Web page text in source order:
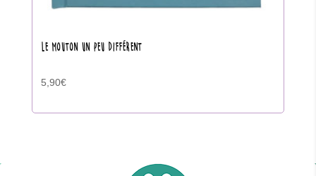
LE MOUTON UN PEU DIFFÉRENT
5,90€